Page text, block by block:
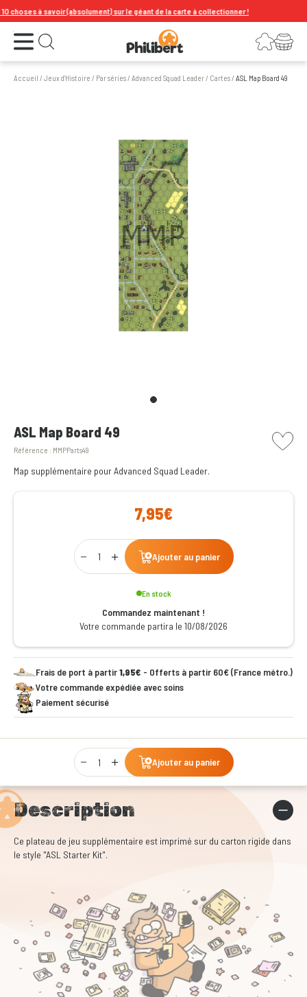
à savoir (absolument) sur le géant de la carte à collectionner !
Ouvrir le menu Ouvrir la recherche Connexion
Votre panier
Accueil /Jeux d'Histoire / Par séries/Advanced Squad Leader/ Cartes/ASL Map Board 49
ASL Map Board 49
Référence : MMPParts49
picto
Map supplémentaire pour Advanced Squad Leader.
7,95€
Qty
Ajouter au panier
En stock
Commandez maintenant !
Votre commande partira le 10/08/2026
Frais de port à partir1,95€ - Offerts à partir 60€ (France métro.)
Votre commande expédiée avec soins
Paiement sécurisé
Qty
Ajouter au panier
Description
Ce plateau de jeu supplémentaire est imprimé sur du carton rigide dans
le style "ASL Starter Kit".